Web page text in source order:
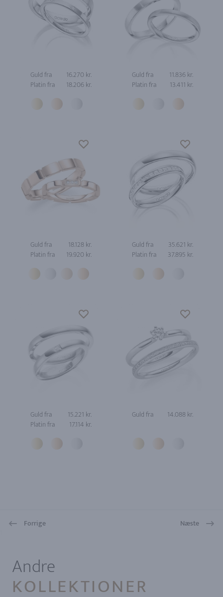
Guld fra
16.270 kr.
Platin fra
18.206 kr.
Guld fra
11.836 kr.
Platin fra
13.411 kr.
Guld fra
18.128 kr.
Platin fra
19.920 kr.
Guld fra
35.621 kr.
Platin fra
37.895 kr.
Guld fra
15.221 kr.
Platin fra
17.114 kr.
Guld fra 14.088 kr.
Forrige Næste
Andre
KOLLEKTIONER